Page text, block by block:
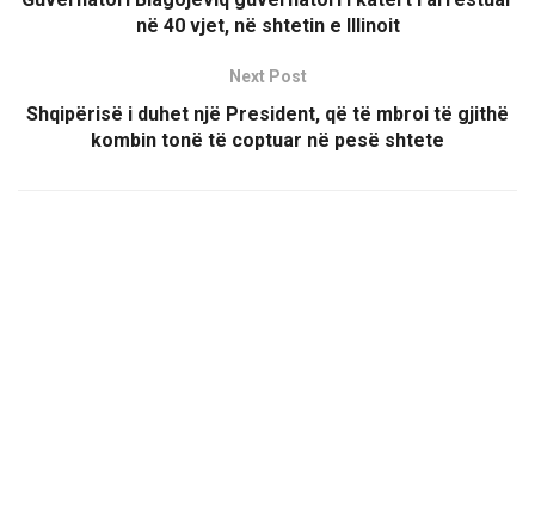
në 40 vjet, në shtetin e Illinoit
Next Post
Shqipërisë i duhet një President, që të mbroi të gjithë
kombin tonë të coptuar në pesë shtete